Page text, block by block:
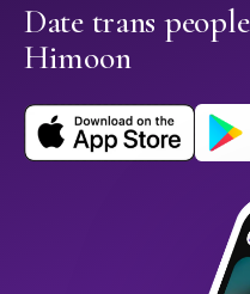
Date trans
Himoon